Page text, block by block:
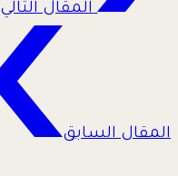
المقال التالي
المقال السابق